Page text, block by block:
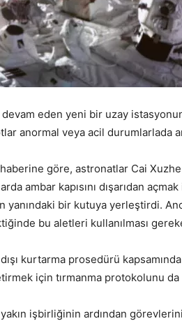
eden yeni bir uzay
anormal veya acil durumlarlada
göre, astronatlar Cai
ambar kapısını dışarıdan
yanındaki bir kutuya yerleştirdi.
bu aletleri kullanılması
kurtarma prosedürü
için tırmanma protokolunu
işbirliğinin ardından